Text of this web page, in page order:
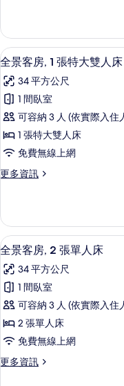
相
片
情
大
雙
人
床,
城
市
景
觀
的
相
片
客
房,
1
特
大
人
床,
城
市
景
情
顯
示
全
景
客
房,
張
大
雙
人
床
的
所
有
相
片
1
全景客房, 1 張特大雙人床
34 平方公尺
1 間臥室
可容納 3 人 (依實際入住
1 張特大雙人床
免費無線上網
更多資訊
更
客
房,
1
特
大
人
床
的
詳
情
顯
示
全
景
客
房,
張
1
全景客房, 2 張單人床
34 平方公尺
1 間臥室
可容納 3 人 (依實際入住
2 張單人床
免費無線上網
更多資訊
更